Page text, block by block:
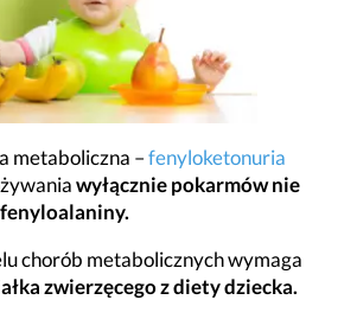
metaboliczna –fenyloketonuria
wyłącznie pokarmów nie
chorób metabolicznych wymaga
zwierzęcego z diety dziecka.